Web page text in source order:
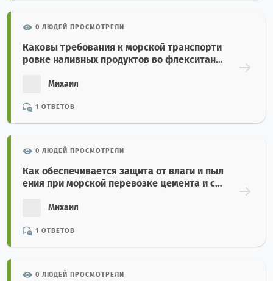
0 ЛЮДЕЙ ПРОСМОТРЕЛИ
Каковы требования к морской транспорти
ровке наливных продуктов во флекситанк
Михаил
1 ОТВЕТОВ
0 ЛЮДЕЙ ПРОСМОТРЕЛИ
Как обеспечивается защита от влаги и пыл
ения при морской перевозке цемента и стр
Михаил
1 ОТВЕТОВ
0 ЛЮДЕЙ ПРОСМОТРЕЛИ